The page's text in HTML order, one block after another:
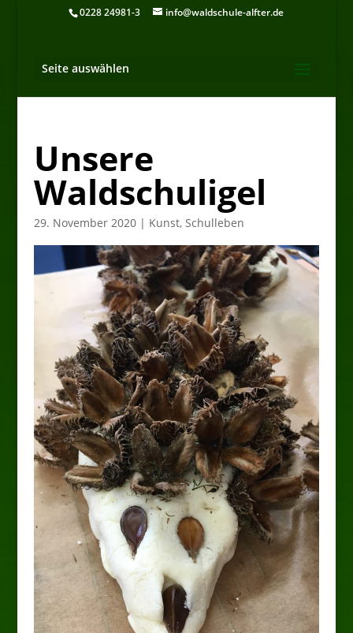
0228 24981-3 info@waldschule-alfter.de
Seite auswählen
Unsere
Waldschuligel
29. November 2020| Kunst, Schulleben